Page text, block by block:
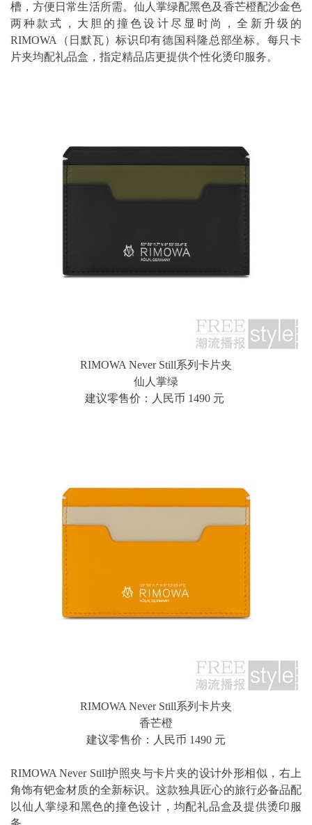
槽，方便日常生活所需。仙人掌绿配黑色及香芒橙配沙金色
两种款式，大胆的撞色设计尽显时尚，全新升级的
RIMOWA（日默瓦）标识印有德国科隆总部坐标。每只卡
片夹均配礼品盒，指定精品店更提供个性化烫印服务。
RIMOWA Never Still系列卡片夹
仙人掌绿
建议零售价：人民币 1490 元
RIMOWA Never Still系列卡片夹
香芒橙
建议零售价：人民币 1490 元
RIMOWA Never Still护照夹与卡片夹的设计外形相似，右上
角饰有钯金材质的全新标识。这款独具匠心的旅行必备品配
以仙人掌绿和黑色的撞色设计，均配礼品盒及提供烫印服